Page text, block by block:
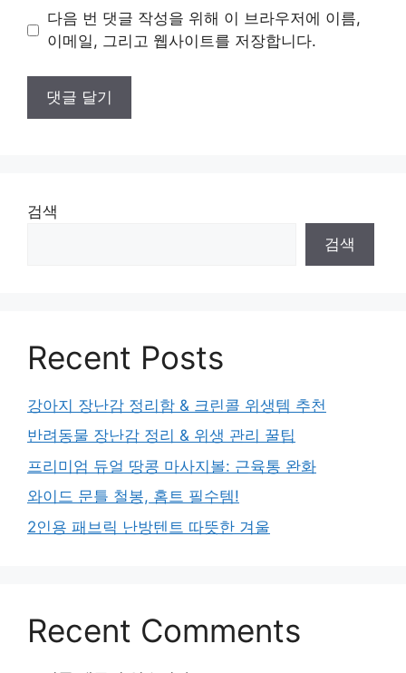
트
다음 번 댓글 작성을 위해 이 브라우저에 이름,
이메일, 그리고 웹사이트를 저장합니다.
검색
검색
Recent Posts
강아지 장난감 정리함 & 크린콜 위생템 추천
반려동물 장난감 정리 & 위생 관리 꿀팁
프리미엄 듀얼 땅콩 마사지볼: 근육통 완화
와이드 문틀 철봉, 홈트 필수템!
2인용 패브릭 난방텐트 따뜻한 겨울
Recent Comments